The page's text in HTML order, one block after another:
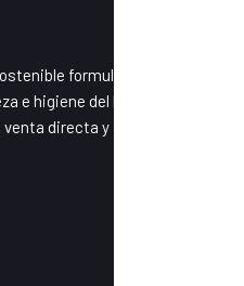
formulando y fabricando
e higiene del hogar basados en
directa y a granel.